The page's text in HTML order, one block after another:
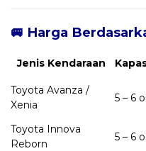
🚐 Harga
Jenis Kendaraan
Toyota Avanza /
Xenia
5 – 6
Toyota Innova
Reborn
5 – 6